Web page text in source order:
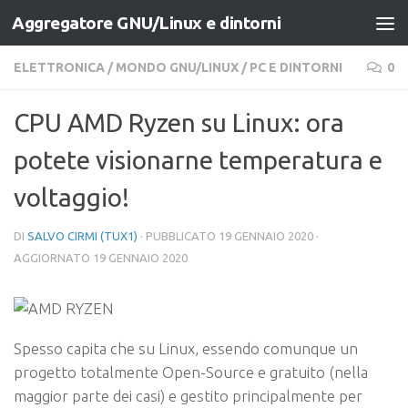
Salta al contenuto
Aggregatore GNU/Linux e dintorni
ELETTRONICA / MONDO GNU/LINUX / PC E DINTORNI 0
CPU AMD Ryzen su Linux: ora
potete visionarne temperatura e
voltaggio!
DI SALVO CIRMI (TUX1) · PUBBLICATO 19 GENNAIO 2020 ·
AGGIORNATO 19 GENNAIO 2020
Spesso capita che su Linux, essendo comunque un
progetto totalmente Open-Source e gratuito (nella
maggior parte dei casi) e gestito principalmente per